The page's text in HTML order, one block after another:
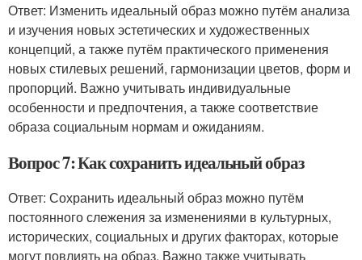
Ответ: Изменить идеальный образ можно путём анализа
и изучения новых эстетических и художественных
концепций, а также путём практического применения
новых стилевых решений, гармонизации цветов, форм и
пропорций. Важно учитывать индивидуальные
особенности и предпочтения, а также соответствие
образа социальным нормам и ожиданиям.
Вопрос 7: Как сохранить идеальный образ
Ответ: Сохранить идеальный образ можно путём
постоянного слежения за изменениями в культурных,
исторических, социальных и других факторах, которые
могут повлиять на образ. Важно также учитывать